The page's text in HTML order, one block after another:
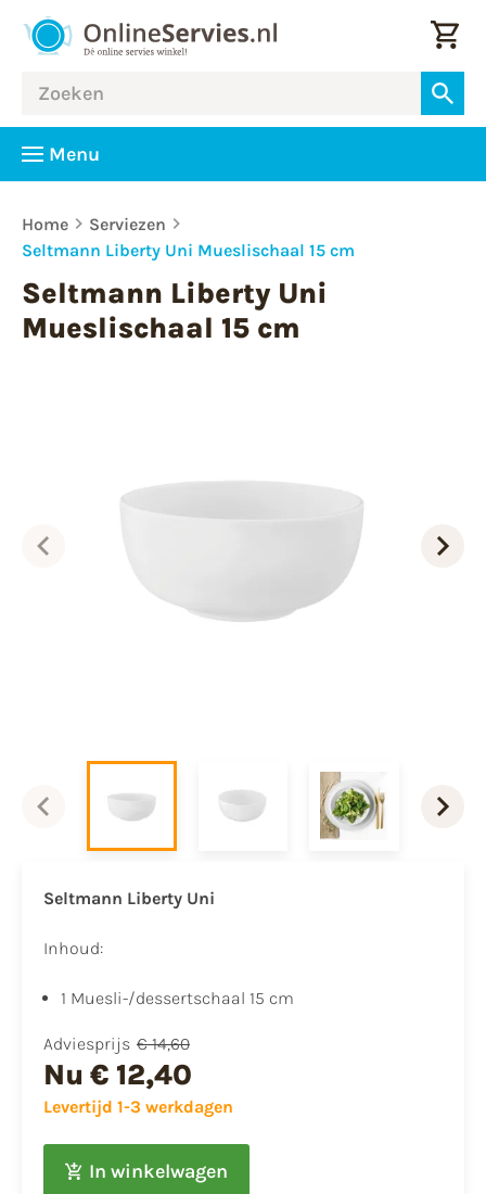
Menu
Home
Serviezen
Seltmann Liberty Uni Mueslischaal 15 cm
Seltmann Liberty Uni
Mueslischaal 15 cm
Seltmann Liberty Uni
Inhoud:
1 Muesli-/dessertschaal 15 cm
Adviesprijs € 14,60
Nu € 12,40
Levertijd 1-3 werkdagen
In winkelwagen